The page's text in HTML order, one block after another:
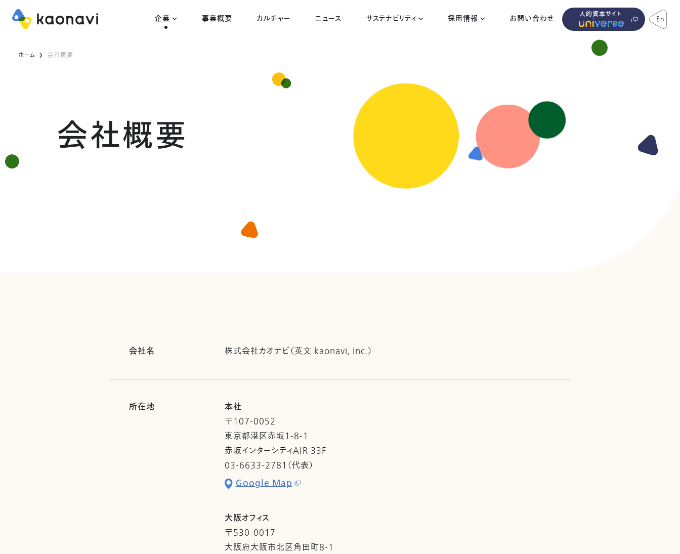
企業 事業概要 カルチャー ニュース サステナビリティ 採用情報 お問い合わせ 人的資本サイト En
ホーム 会社概要
会社概要
会社名 株式会社カオナビ（英文 kaonavi, inc.）
所在地
本社
〒107-0052
東京都港区赤坂1-8-1
赤坂インターシティAIR 33F
03-6633-2781（代表）
Google Map
大阪オフィス
〒530-0017
大阪府大阪市北区角田町8-1